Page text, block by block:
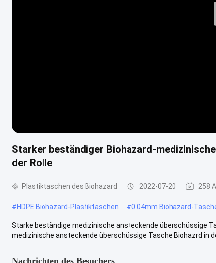
Starker beständiger Biohazard-
der Rolle
Plastiktaschen des Biohazard 2022-07-20 258
#HDPE Biohazard-Plastiktaschen #0.04mm Biohazard-
Starke beständige medizinische ansteckende überschüssige
medizinische ansteckende überschüssige Tasche Biohazrd in
Nachrichten des Besuchers